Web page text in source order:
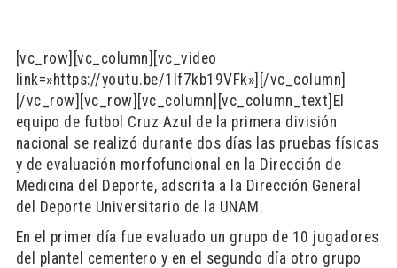
[vc_row][vc_column][vc_video
link=»https://youtu.be/1lf7kb19VFk»][/vc_column]
[/vc_row][vc_row][vc_column][vc_column_text]El
equipo de futbol Cruz Azul de la primera división
nacional se realizó durante dos días las pruebas físicas
y de evaluación morfofuncional en la Dirección de
Medicina del Deporte, adscrita a la Dirección General
del Deporte Universitario de la UNAM.
En el primer día fue evaluado un grupo de 10 jugadores
del plantel cementero y en el segundo día otro grupo